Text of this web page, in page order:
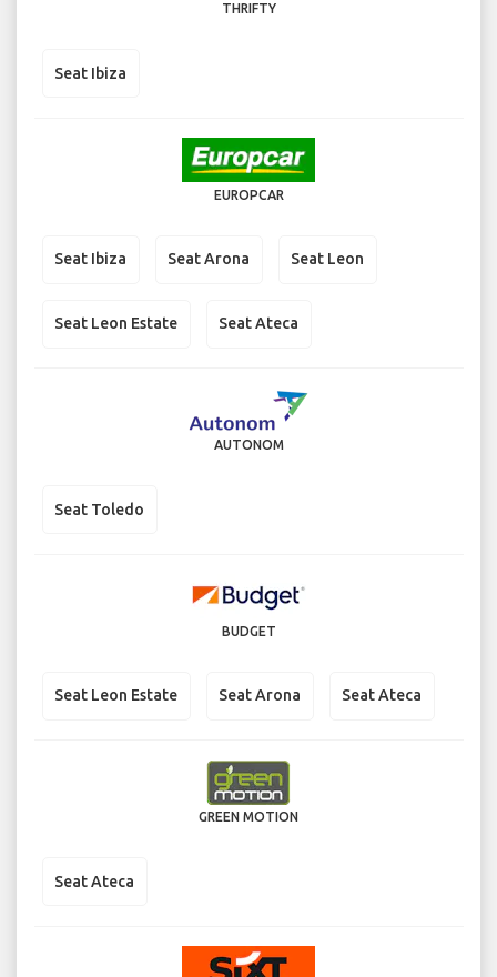
THRIFTY
Seat Ibiza
EUROPCAR
Seat Ibiza Seat Arona Seat Leon
Seat Leon Estate Seat Ateca
AUTONOM
Seat Toledo
BUDGET
Seat Leon Estate Seat Arona Seat Ateca
GREEN MOTION
Seat Ateca